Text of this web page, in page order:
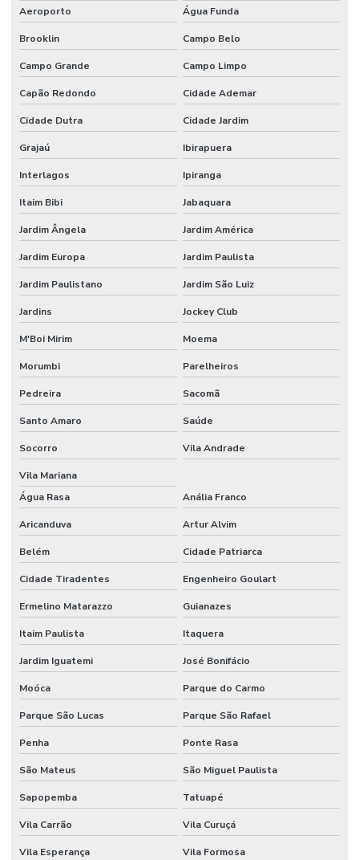
Escritório de engenharia e arquitetura
Escritório de engenharia em campinas
Escritório de engenharia civil em campinas
Estrutura metalica para galpão industrial
Estrutura metálica galpão mezanino
Execução de piso de concreto polido
Instalação de piso
Instalação de piso de concreto
Instalação de piso porcelanato
Instalação de porcelanato
Instalação de revestimento polimérico
Instalador de porcelanato
Junta serrada
Juntas serradas concreto
Orçamento para construção de barracão
Orçamento construção civil
Orçamento para construção de galpão
Orçamento para construção de galpão industrial
Orçamento para construção de galpão metálico
Orçamento de piso industrial
Pintura epóxi alto tráfego
Pintura epóxi autonivelante
Pintura epóxi para galpão
Aeroporto
Água Funda
Brooklin Campo Belo
Campo Grande Campo Limpo
Capão Redondo Cidade Ademar
Cidade Dutra Cidade Jardim
Grajaú Ibirapuera
Interlagos Ipiranga
Itaim Bibi Jabaquara
Jardim Ângela Jardim América
Jardim Europa Jardim Paulista
Jardim Paulistano Jardim São Luiz
Jardins Jockey Club
M'Boi Mirim Moema
Morumbi Parelheiros
Pedreira Sacomã
Santo Amaro Saúde
Socorro Vila Andrade
Vila Mariana
Água Rasa
Anália Franco
Aricanduva Artur Alvim
Belém Cidade Patriarca
Cidade Tiradentes Engenheiro Goulart
Ermelino Matarazzo Guianazes
Itaim Paulista Itaquera
Jardim Iguatemi José Bonifácio
Moóca Parque do Carmo
Parque São Lucas Parque São Rafael
Penha Ponte Rasa
São Mateus São Miguel Paulista
Sapopemba Tatuapé
Vila Carrão Vila Curuçá
Vila Esperança Vila Formosa